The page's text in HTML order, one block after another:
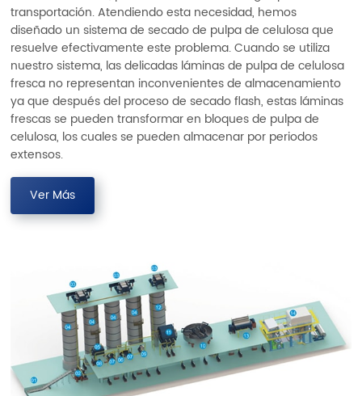
transportación. Atendiendo esta necesidad, hemos
diseñado un sistema de secado de pulpa de celulosa que
resuelve efectivamente este problema. Cuando se utiliza
nuestro sistema, las delicadas láminas de pulpa de celulosa
fresca no representan inconvenientes de almacenamiento
ya que después del proceso de secado flash, estas láminas
frescas se pueden transformar en bloques de pulpa de
celulosa, los cuales se pueden almacenar por periodos
extensos.
Ver Más